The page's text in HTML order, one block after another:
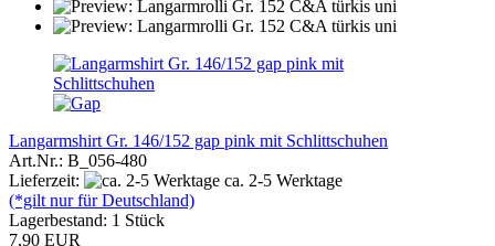
Langarmshirt Gr. 146/152 gap pink mit Schlittschuhen
Art.Nr.: B_056-480
Lieferzeit:
ca. 2-5 Werktage
(*gilt nur für Deutschland)
Lagerbestand: 1 Stück
7,90 EUR